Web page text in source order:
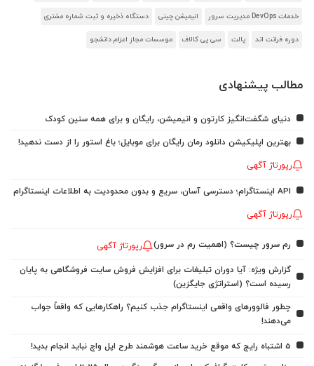
خدمات DevOps مدیریت سرور انیمیشن چینی دستگاه ذخیره و ثبت شماره مشتری
دوره فرانت اند پالت سی پی کالاف موسسات مجاز اعزام دانشجو
مطالب پیشنهادی
دنیای شگفت‌انگیز کارتون و انیمیشن، رایگان و برای همه سنین کودک
بهترین اپلیکیشن دانلود رمان رایگان برای موبایل؛ باغ استور را از دست ندهید!
رپورتاژ آگهی
API اینستاگرام؛ دسترسی آسان، سریع و بدون محدودیت به اطلاعات اینستاگرام
رپورتاژ آگهی
رم سرور چیست؟ (اهمیت رم در سرور) رپورتاژ آگهی
گزارش ویژه: آیا دوران تبلیغات برای افزایش فروش سایت فروشگاهی به پایان
رسیده است؟ (استراتژی جایگزین)
چطور فالوورهای واقعی اینستاگرام جذب کنیم؟ راهکارهایی که واقعاً جواب
می‌دهند!
5 اشتباه رایج که موقع خرید ساعت هوشمند طرح اپل واچ نباید انجام بدید!